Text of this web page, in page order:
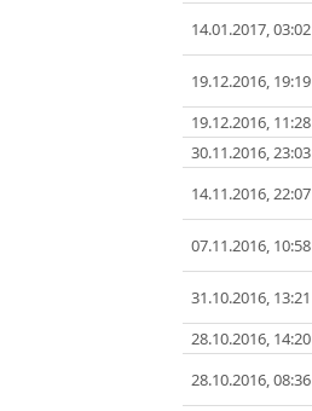
14.01.2017, 03:02
19.12.2016, 19:19
19.12.2016, 11:28
30.11.2016, 23:03
14.11.2016, 22:07
07.11.2016, 10:58
31.10.2016, 13:21
28.10.2016, 14:20
28.10.2016, 08:36